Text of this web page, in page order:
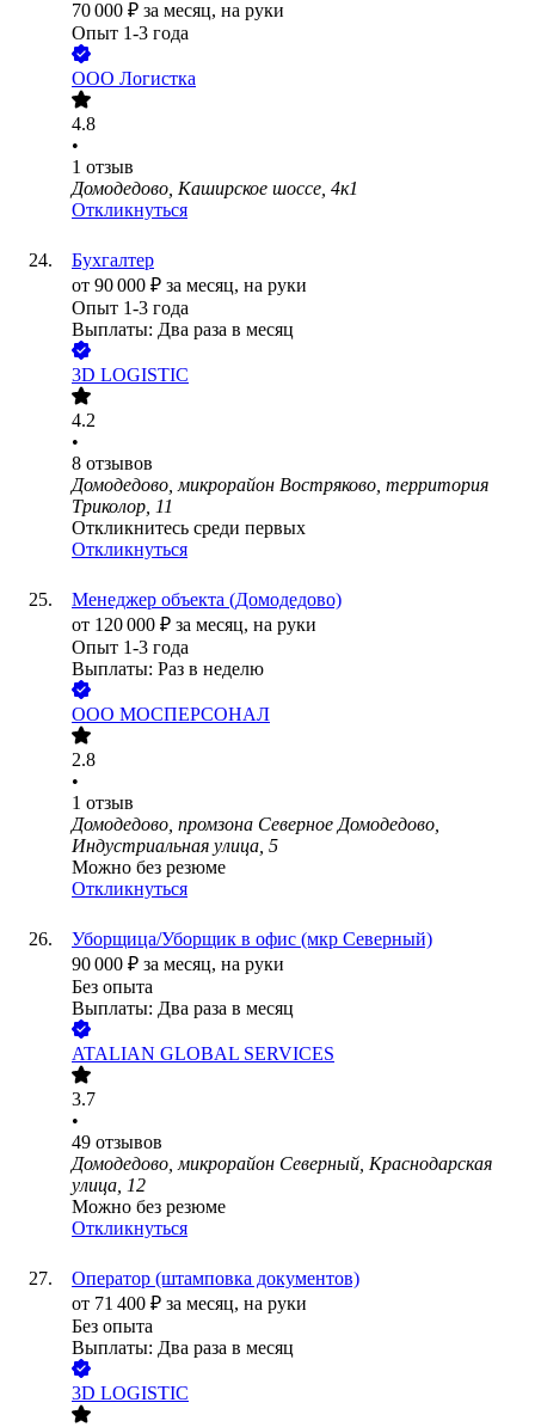
70 000 ₽ за месяц, на руки
Опыт 1-3 года
ООО Логистка
4.8
•
1 отзыв
Домодедово, Каширское шоссе, 4к1
Откликнуться
Бухгалтер
от 90 000 ₽ за месяц, на руки
Опыт 1-3 года
Выплаты: Два раза в месяц
3D LOGISTIC
4.2
•
8 отзывов
Домодедово, микрорайон Востряково, территория
Триколор, 11
Откликнитесь среди первых
Откликнуться
Менеджер объекта (Домодедово)
от 120 000 ₽ за месяц, на руки
Опыт 1-3 года
Выплаты: Раз в неделю
ООО МОСПЕРСОНАЛ
2.8
•
1 отзыв
Домодедово, промзона Северное Домодедово,
Индустриальная улица, 5
Можно без резюме
Откликнуться
Уборщица/Уборщик в офис (мкр Северный)
90 000 ₽ за месяц, на руки
Без опыта
Выплаты: Два раза в месяц
ATALIAN GLOBAL SERVICES
3.7
•
49 отзывов
Домодедово, микрорайон Северный, Краснодарская
улица, 12
Можно без резюме
Откликнуться
Оператор (штамповка документов)
от 71 400 ₽ за месяц, на руки
Без опыта
Выплаты: Два раза в месяц
3D LOGISTIC